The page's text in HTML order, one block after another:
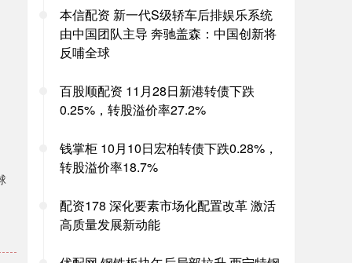
本信配资 新一代S级轿车后排娱乐系统
由中国团队主导 奔驰盖森：中国创新将
反哺全球
百股顺配资 11月28日新港转债下跌
0.25%，转股溢价率27.2%
钱掌柜 10月10日宏柏转债下跌0.28%，
转股溢价率18.7%
配资178 深化要素市场化配置改革 激活
高质量发展新动能